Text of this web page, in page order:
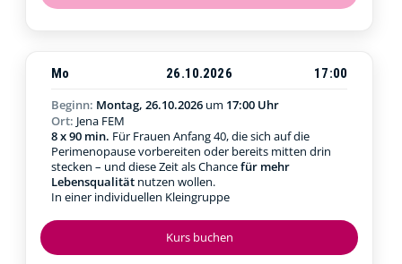
Kurs buchen
Mo 26.10.2026
17:00
Beginn: Montag, 26.10.2026 um 17:00 Uhr
Ort: Jena FEM
8 x 90 min. Für Frauen Anfang 40, die sich auf die
Perimenopause vorbereiten oder bereits mitten drin
stecken – und diese Zeit als Chancefür mehr
Lebensqualität nutzen wollen.
In einer individuellen Kleingruppe